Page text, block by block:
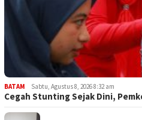
BATAM Sabtu, Agustus 8, 2026 8:32 am
Cegah Stunting Sejak Dini,